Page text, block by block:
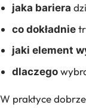
jaka bariera
co dokładnie
jaki element
dlaczego
W praktyce